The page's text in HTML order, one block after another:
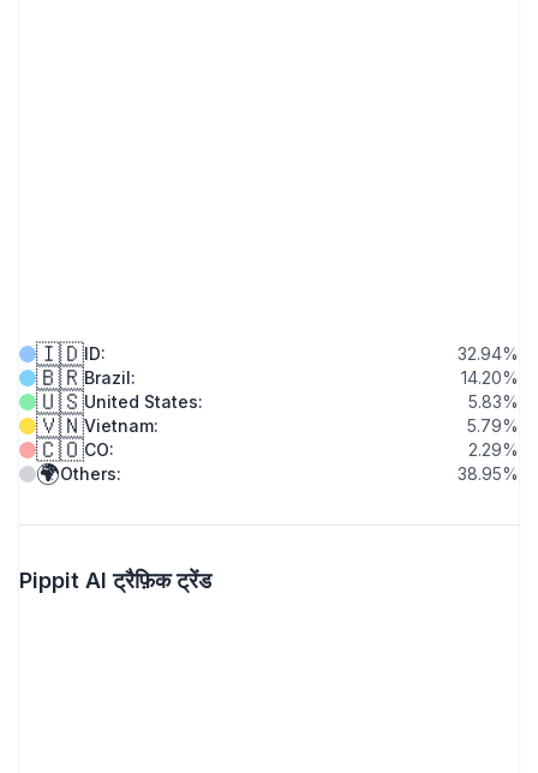
🇮🇩ID: 32.94%
🇧🇷Brazil: 14.20%
🇺🇸United States: 5.83%
🇻🇳Vietnam: 5.79%
🇨🇴CO: 2.29%
🌍Others: 38.95%
Pippit AI ट्रैफ़िक ट्रेंड